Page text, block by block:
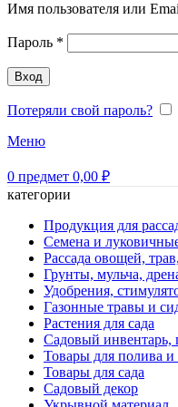
Имя пользователя или
Пароль *
Вход
Потеряли свой пароль?
Меню
0 предмет 0,00 ₽
категории
Продукция для
Семена и
Рассада овощей,
Грунты, мульча,
Удобрения,
Газонные травы и
Растения для сада
Садовый инвентарь,
Товары для полива
Товары для сада
Садовый декор